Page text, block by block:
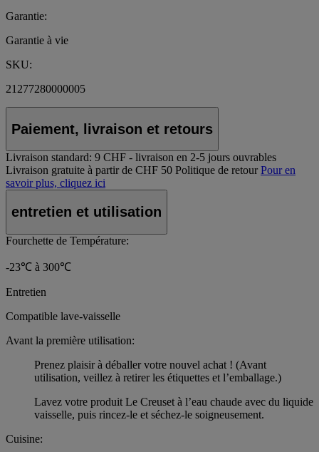
Garantie:
Garantie à vie
SKU:
21277280000005
Paiement, livraison et retours
Livraison standard: 9 CHF - livraison en 2-5 jours ouvrables
Livraison gratuite à partir de CHF 50 Politique de retour Pour en
savoir plus, cliquez ici
entretien et utilisation
Fourchette de Température:
-23℃ à 300℃
Entretien
Compatible lave-vaisselle
Avant la première utilisation:
Prenez plaisir à déballer votre nouvel achat ! (Avant
utilisation, veillez à retirer les étiquettes et l’emballage.)
Lavez votre produit Le Creuset à l’eau chaude avec du liquide
vaisselle, puis rincez-le et séchez-le soigneusement.
Cuisine: